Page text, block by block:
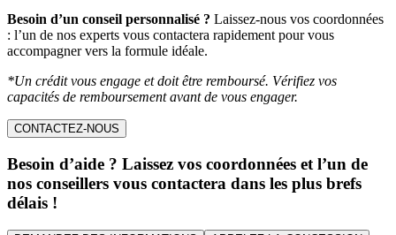
Besoin d’un conseil personnalisé ? Laissez-nous vos coordonnées
: l’un de nos experts vous contactera rapidement pour vous
accompagner vers la formule idéale.
*Un crédit vous engage et doit être remboursé. Vérifiez vos
capacités de remboursement avant de vous engager.
CONTACTEZ-NOUS
Besoin d’aide ? Laissez vos coordonnées et l’un de
nos conseillers vous contactera dans les plus brefs
délais !